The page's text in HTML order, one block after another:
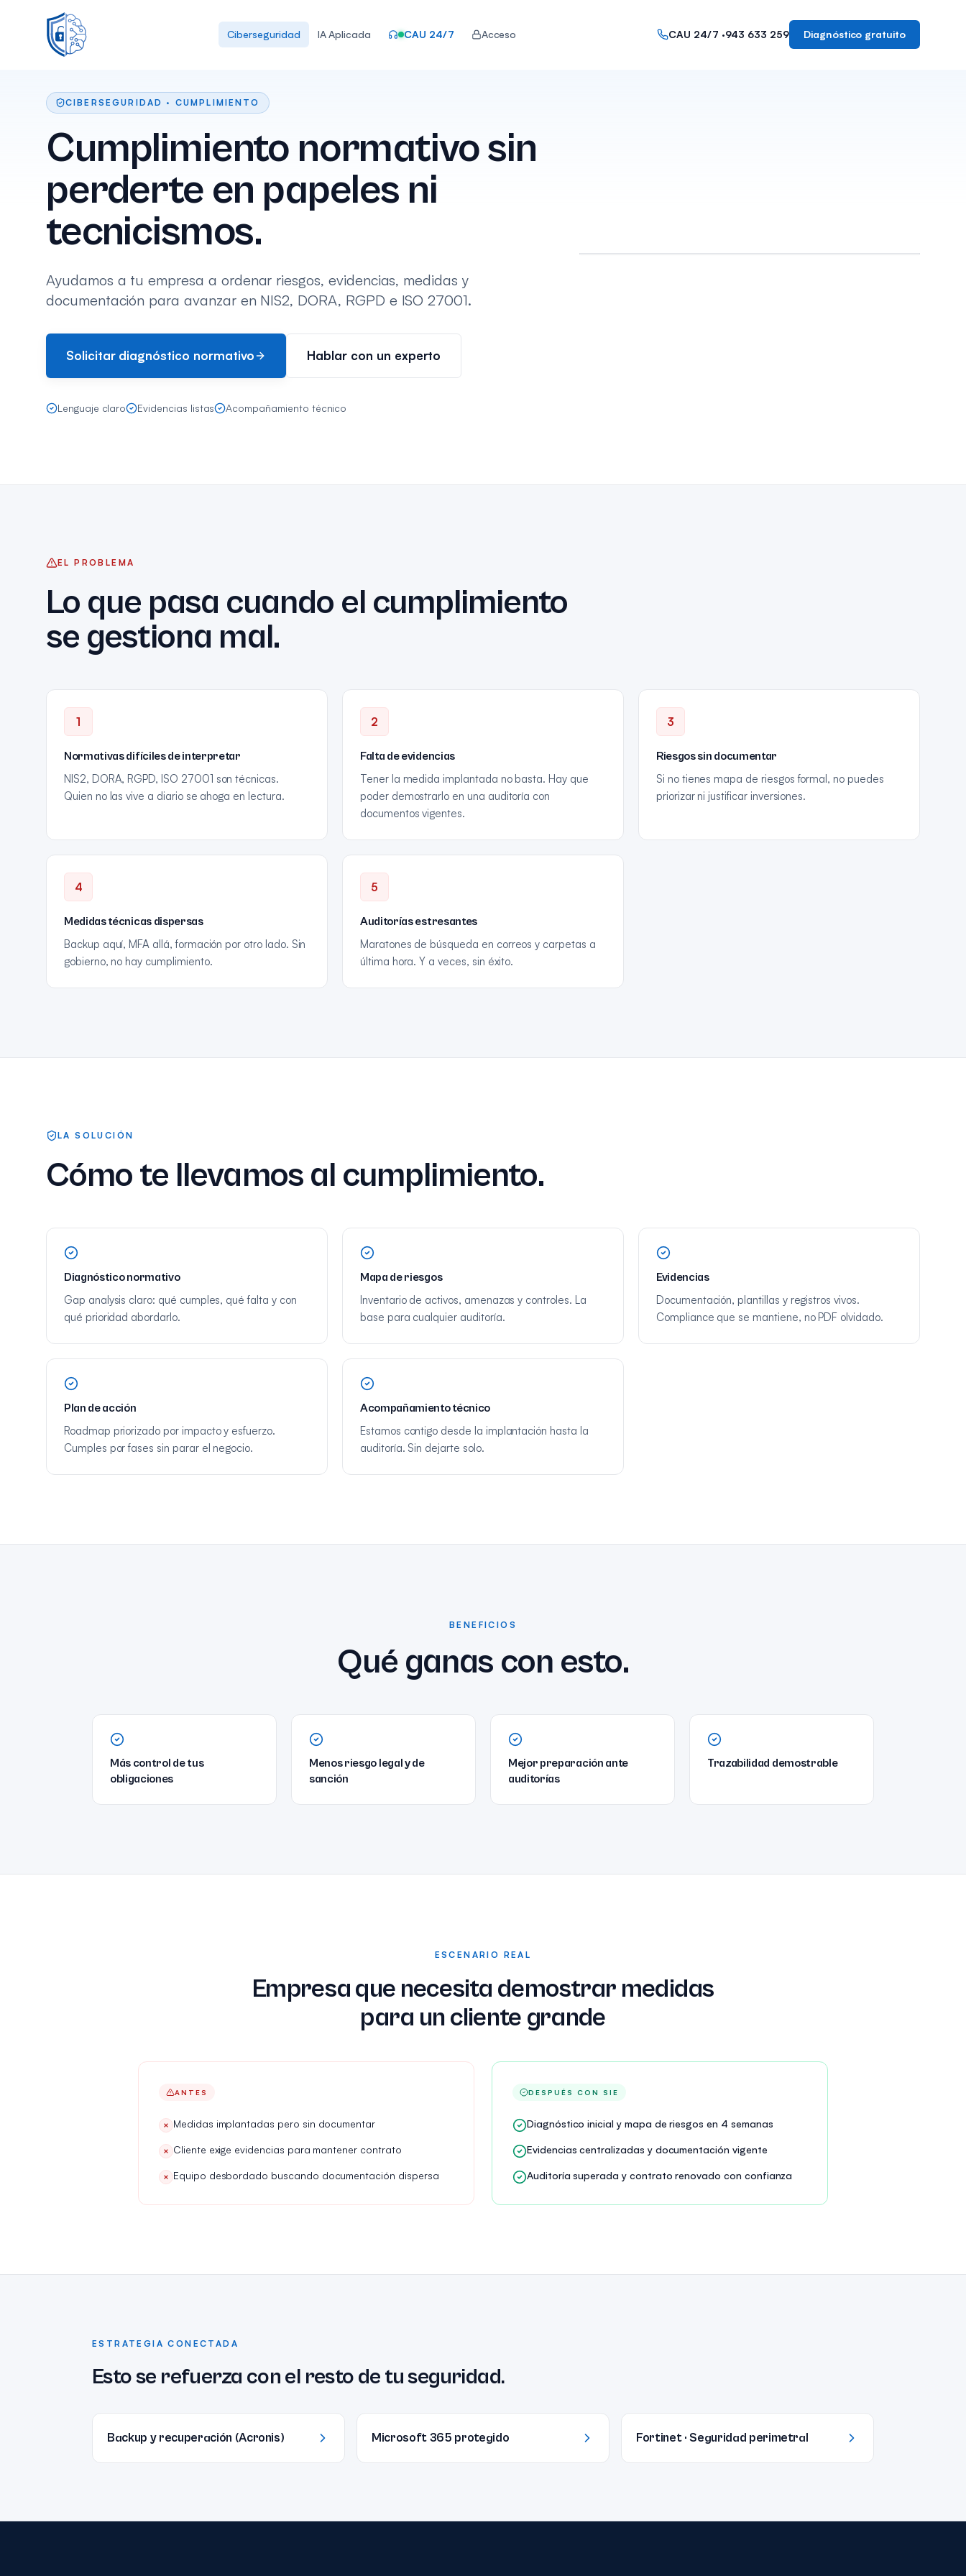
Ciberseguridad IA Aplicada CAU 24/7 Acceso CAU 24/7 ·943 633 259 Diagnóstico gratuito
CIBERSEGURIDAD · CUMPLIMIENTO
Cumplimiento normativo sin
perderte en papeles ni
tecnicismos.
Ayudamos a tu empresa a ordenar riesgos, evidencias, medidas y
documentación para avanzar en NIS2, DORA, RGPD e ISO 27001.
Solicitar diagnóstico normativo Hablar con un experto
Lenguaje claro Evidencias listas Acompañamiento técnico
EL PROBLEMA
Lo que pasa cuando el cumplimiento
se gestiona mal.
1
Normativas difíciles de interpretar
NIS2, DORA, RGPD, ISO 27001 son técnicas.
Quien no las vive a diario se ahoga en lectura.
2
Falta de evidencias
Tener la medida implantada no basta. Hay que
poder demostrarlo en una auditoría con
documentos vigentes.
3
Riesgos sin documentar
Si no tienes mapa de riesgos formal, no puedes
priorizar ni justificar inversiones.
4
Medidas técnicas dispersas
Backup aquí, MFA allá, formación por otro lado. Sin
gobierno, no hay cumplimiento.
5
Auditorías estresantes
Maratones de búsqueda en correos y carpetas a
última hora. Y a veces, sin éxito.
LA SOLUCIÓN
Cómo te llevamos al cumplimiento.
Diagnóstico normativo
Gap analysis claro: qué cumples, qué falta y con
qué prioridad abordarlo.
Mapa de riesgos
Inventario de activos, amenazas y controles. La
base para cualquier auditoría.
Evidencias
Documentación, plantillas y registros vivos.
Compliance que se mantiene, no PDF olvidado.
Plan de acción
Roadmap priorizado por impacto y esfuerzo.
Cumples por fases sin parar el negocio.
Acompañamiento técnico
Estamos contigo desde la implantación hasta la
auditoría. Sin dejarte solo.
BENEFICIOS
Qué ganas con esto.
Más control de tus
obligaciones
Menos riesgo legal y de
sanción
Mejor preparación ante
auditorías
Trazabilidad demostrable
ESCENARIO REAL
Empresa que necesita demostrar medidas
para un cliente grande
ANTES
× Medidas implantadas pero sin documentar
× Cliente exige evidencias para mantener contrato
× Equipo desbordado buscando documentación dispersa
DESPUÉS CON SIE
Diagnóstico inicial y mapa de riesgos en 4 semanas
Evidencias centralizadas y documentación vigente
Auditoría superada y contrato renovado con confianza
ESTRATEGIA CONECTADA
Esto se refuerza con el resto de tu seguridad.
Backup y recuperación (Acronis) Microsoft 365 protegido Fortinet · Seguridad perimetral